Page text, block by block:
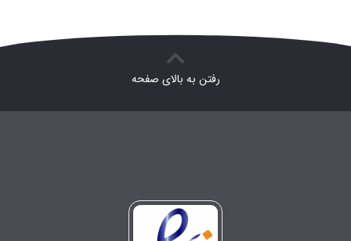
رفتن به بالای صفحه